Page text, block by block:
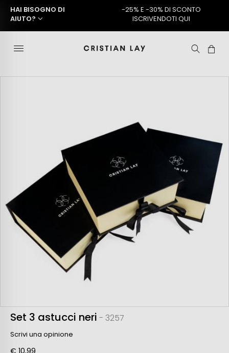
HAI BISOGNO DI
AIUTO?
-25% E -30% DI SCONTO
ISCRIVENDOTI QUI
Set 3 astucci neri - 3257
Scrivi una opinione
€ 10,99